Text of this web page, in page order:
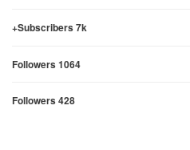
Subscribers 7k+
Followers 1064
Followers 428